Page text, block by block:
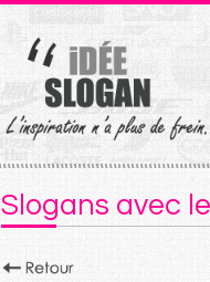
Slogans avec